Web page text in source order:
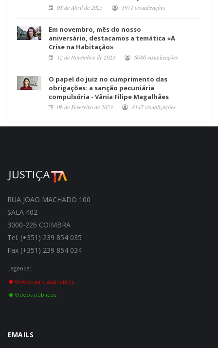
08 de Abril de 2025 3971 visualizações
Em novembro, mês do nosso
aniversário, destacamos a temática «A
Crise na Habitação»
12 de Novembro de 2023 6086 visualizações
O papel do juiz no cumprimento das
obrigações: a sanção pecuniária
compulsória - Vânia Filipe Magalhães
06 de Fevereiro de 2023 8147 visualizações
RUA JOÃO MACHADO 100
SALA 402
3000-226 COIMBRA
Tel. (+351) 239 854 035
Fax (+351) 239 854 034
Legenda:
Vídeos para assinantes
Vídeos públicos
EMAILS